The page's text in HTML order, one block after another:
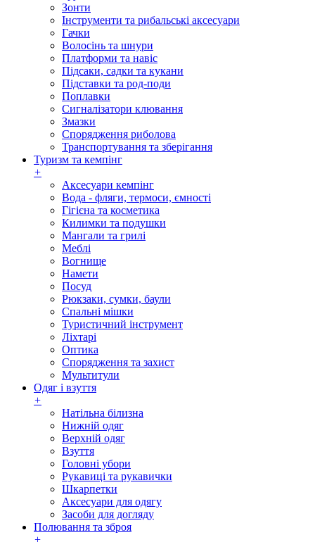
Зонти
Інструменти та рибальські аксесуари
Гачки
Волосінь та шнури
Платформи та навіс
Підсаки, садки та кукани
Підставки та род-поди
Поплавки
Сигналізатори клювання
Змазки
Спорядження риболова
Транспортування та зберігання
Туризм та кемпінг
+
Аксесуари кемпінг
Вода - фляги, термоси, ємності
Гігієна та косметика
Килимки та подушки
Мангали та грилі
Меблі
Вогнище
Намети
Посуд
Рюкзаки, сумки, баули
Спальні мішки
Туристичний інструмент
Ліхтарі
Оптика
Спорядження та захист
Мультитули
Одяг і взуття
+
Натільна білизна
Нижній одяг
Верхній одяг
Взуття
Головні убори
Рукавиці та рукавички
Шкарпетки
Аксесуари для одягу
Засоби для догляду
Полювання та зброя
+